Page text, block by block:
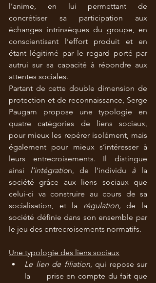
l’anime, en lui permettant de
concrétiser sa participation aux
échanges intrinsèques du groupe, en
conscientisant l’effort produit et en
étant légitimé par le regard porté par
autrui sur sa capacité à répondre aux
attentes sociales.
Partant de cette double dimension de
protection et de reconnaissance, Serge
Paugam propose une typologie en
quatre catégories de liens sociaux,
pour mieux les repérer isolément, mais
également pour mieux s’intéresser à
leurs entrecroisements. Il distingue
ainsi l’intégration, de l’individu à la
société grâce aux liens sociaux que
celui-ci va construire au cours de sa
socialisation, et la régulation, de la
société définie dans son ensemble par
le jeu des entrecroisements normatifs.
Une typologie des liens sociaux
Le lien de filiation, qui repose sur
la      prise en compte du fait que